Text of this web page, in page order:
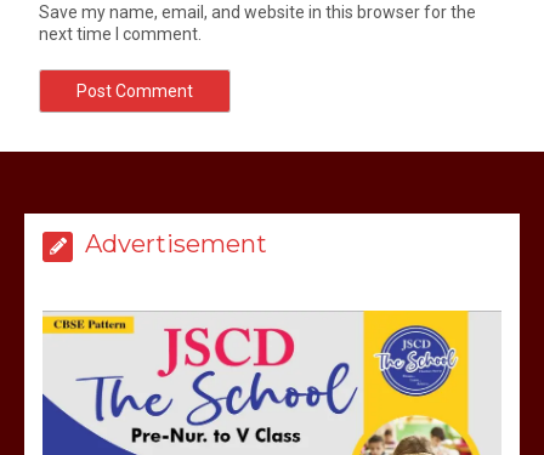
Save my name, email, and website in this browser for the
next time I comment.
Advertisement
उठाकर खाते कुत्ते का वीडियो इंटरनेट पर जमकर
हो रहा वायरल
होलिका रखने पर लात मार कर होलिका को किया
तहस नहस,मोहल्ले वालों के साथ की गई गाली
गलोच ,कहा अगर रखी गई होली तो होगा खून